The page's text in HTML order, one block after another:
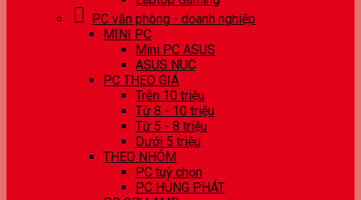
PC văn phòng - doanh nghiệp
MINI PC
Mini PC ASUS
ASUS NUC
PC THEO GIÁ
Trên 10 triệu
Từ 8 - 10 triệu
Từ 5 - 8 triệu
Dưới 5 triệu
THEO NHÓM
PC tuỳ chọn
PC HÙNG PHÁT